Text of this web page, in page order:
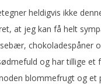
heldigvis ikke
at jeg kan få helt
chokoladespåner
og har tillige et
blommefrugt og et